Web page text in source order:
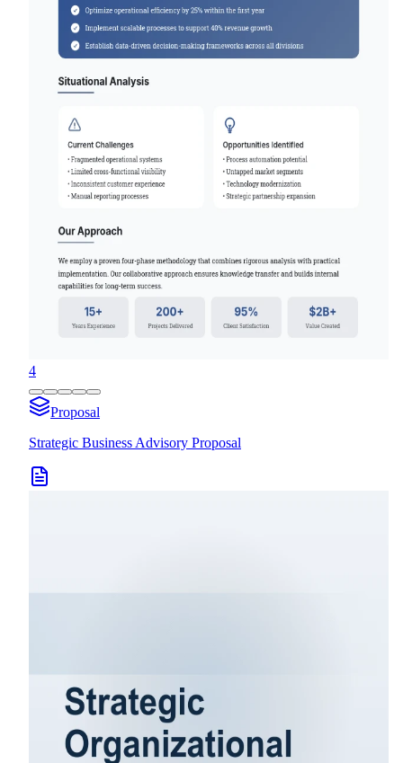
4
Proposal
Strategic Business Advisory Proposal